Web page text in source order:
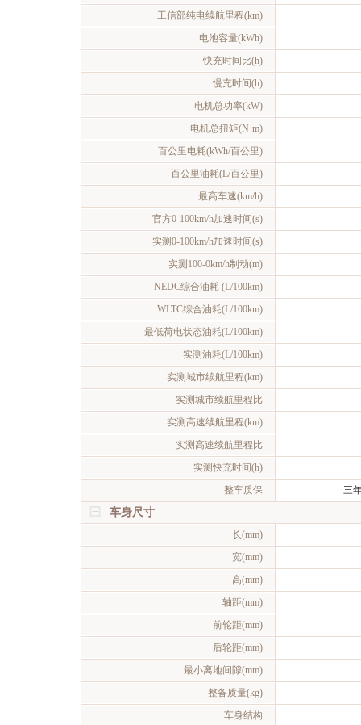
工信部纯电续航里程(km)
电池容量(kWh)
快充时间比(h)
慢充时间(h)
电机总功率(kW)
电机总扭矩(N·m)
百公里电耗(kWh/百公里)
百公里油耗(L/百公里)
最高车速(km/h)
官方0-100km/h加速时间(s)
实测0-100km/h加速时间(s)
实测100-0km/h制动(m)
NEDC综合油耗 (L/100km)
WLTC综合油耗(L/100km)
最低荷电状态油耗(L/100km)
实测油耗(L/100km)
实测城市续航里程(km)
实测城市续航里程比
实测高速续航里程(km)
实测高速续航里程比
实测快充时间(h)
整车质保
三
车身尺寸
长(mm)
宽(mm)
高(mm)
轴距(mm)
前轮距(mm)
后轮距(mm)
最小离地间隙(mm)
整备质量(kg)
车身结构